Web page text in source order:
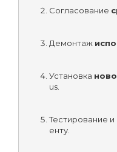
Согласование
Демонтаж
Установка
us.
Тестирование и
енту.